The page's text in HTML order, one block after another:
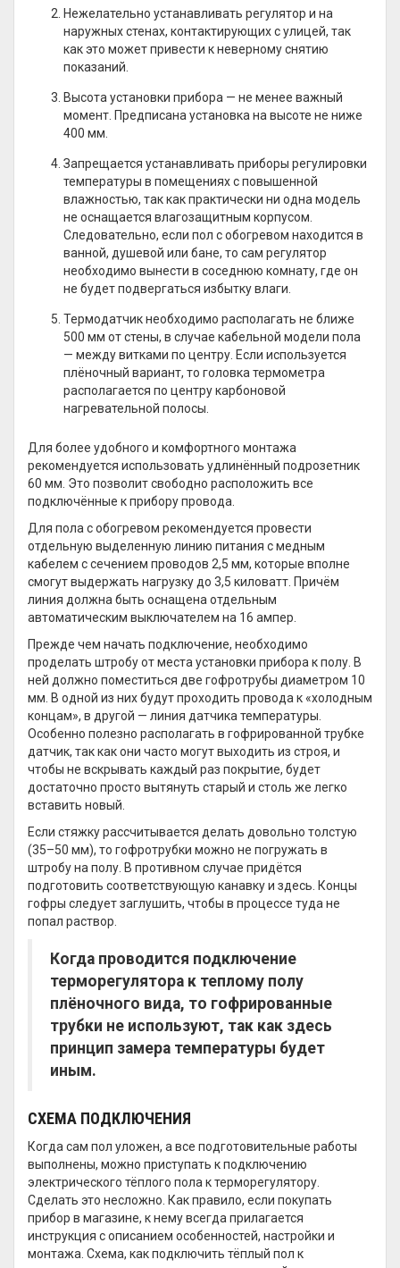
Нежелательно устанавливать регулятор и на
наружных стенах, контактирующих с улицей, так
как это может привести к неверному снятию
показаний.
Высота установки прибора — не менее важный
момент. Предписана установка на высоте не ниже
400 мм.
Запрещается устанавливать приборы регулировки
температуры в помещениях с повышенной
влажностью, так как практически ни одна модель
не оснащается влагозащитным корпусом.
Следовательно, если пол с обогревом находится в
ванной, душевой или бане, то сам регулятор
необходимо вынести в соседнюю комнату, где он
не будет подвергаться избытку влаги.
Термодатчик необходимо располагать не ближе
500 мм от стены, в случае кабельной модели пола
— между витками по центру. Если используется
плёночный вариант, то головка термометра
располагается по центру карбоновой
нагревательной полосы.
Для более удобного и комфортного монтажа
рекомендуется использовать удлинённый подрозетник
60 мм. Это позволит свободно расположить все
подключённые к прибору провода.
Для пола с обогревом рекомендуется провести
отдельную выделенную линию питания с медным
кабелем с сечением проводов 2,5 мм, которые вполне
смогут выдержать нагрузку до 3,5 киловатт. Причём
линия должна быть оснащена отдельным
автоматическим выключателем на 16 ампер.
Прежде чем начать подключение, необходимо
проделать штробу от места установки прибора к полу. В
ней должно поместиться две гофротрубы диаметром 10
мм. В одной из них будут проходить провода к «холодным
концам», в другой — линия датчика температуры.
Особенно полезно располагать в гофрированной трубке
датчик, так как они часто могут выходить из строя, и
чтобы не вскрывать каждый раз покрытие, будет
достаточно просто вытянуть старый и столь же легко
вставить новый.
Если стяжку рассчитывается делать довольно толстую
(35–50 мм), то гофротрубки можно не погружать в
штробу на полу. В противном случае придётся
подготовить соответствующую канавку и здесь. Концы
гофры следует заглушить, чтобы в процессе туда не
попал раствор.
Когда проводится подключение
терморегулятора к теплому полу
плёночного вида, то гофрированные
трубки не используют, так как здесь
принцип замера температуры будет
иным.
СХЕМА ПОДКЛЮЧЕНИЯ
Когда сам пол уложен, а все подготовительные работы
выполнены, можно приступать к подключению
электрического тёплого пола к терморегулятору.
Сделать это несложно. Как правило, если покупать
прибор в магазине, к нему всегда прилагается
инструкция с описанием особенностей, настройки и
монтажа. Схема, как подключить тёплый пол к